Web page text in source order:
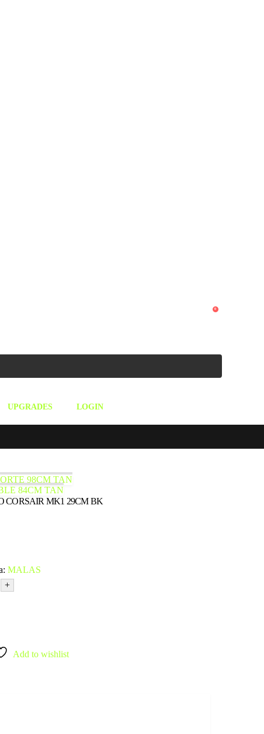
0
UPGRADES LOGIN
98CM TAN
84CM TAN
CORSAIR MK1 29CM BK
MALAS
+
Add to wishlist